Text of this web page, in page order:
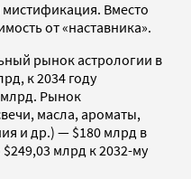
Вместо
от «наставника».
рынок астрологии в
к 2034 году
млрд. Рынок
масла, ароматы,
и др.) — $180 млрд в
млрд к 2032-му